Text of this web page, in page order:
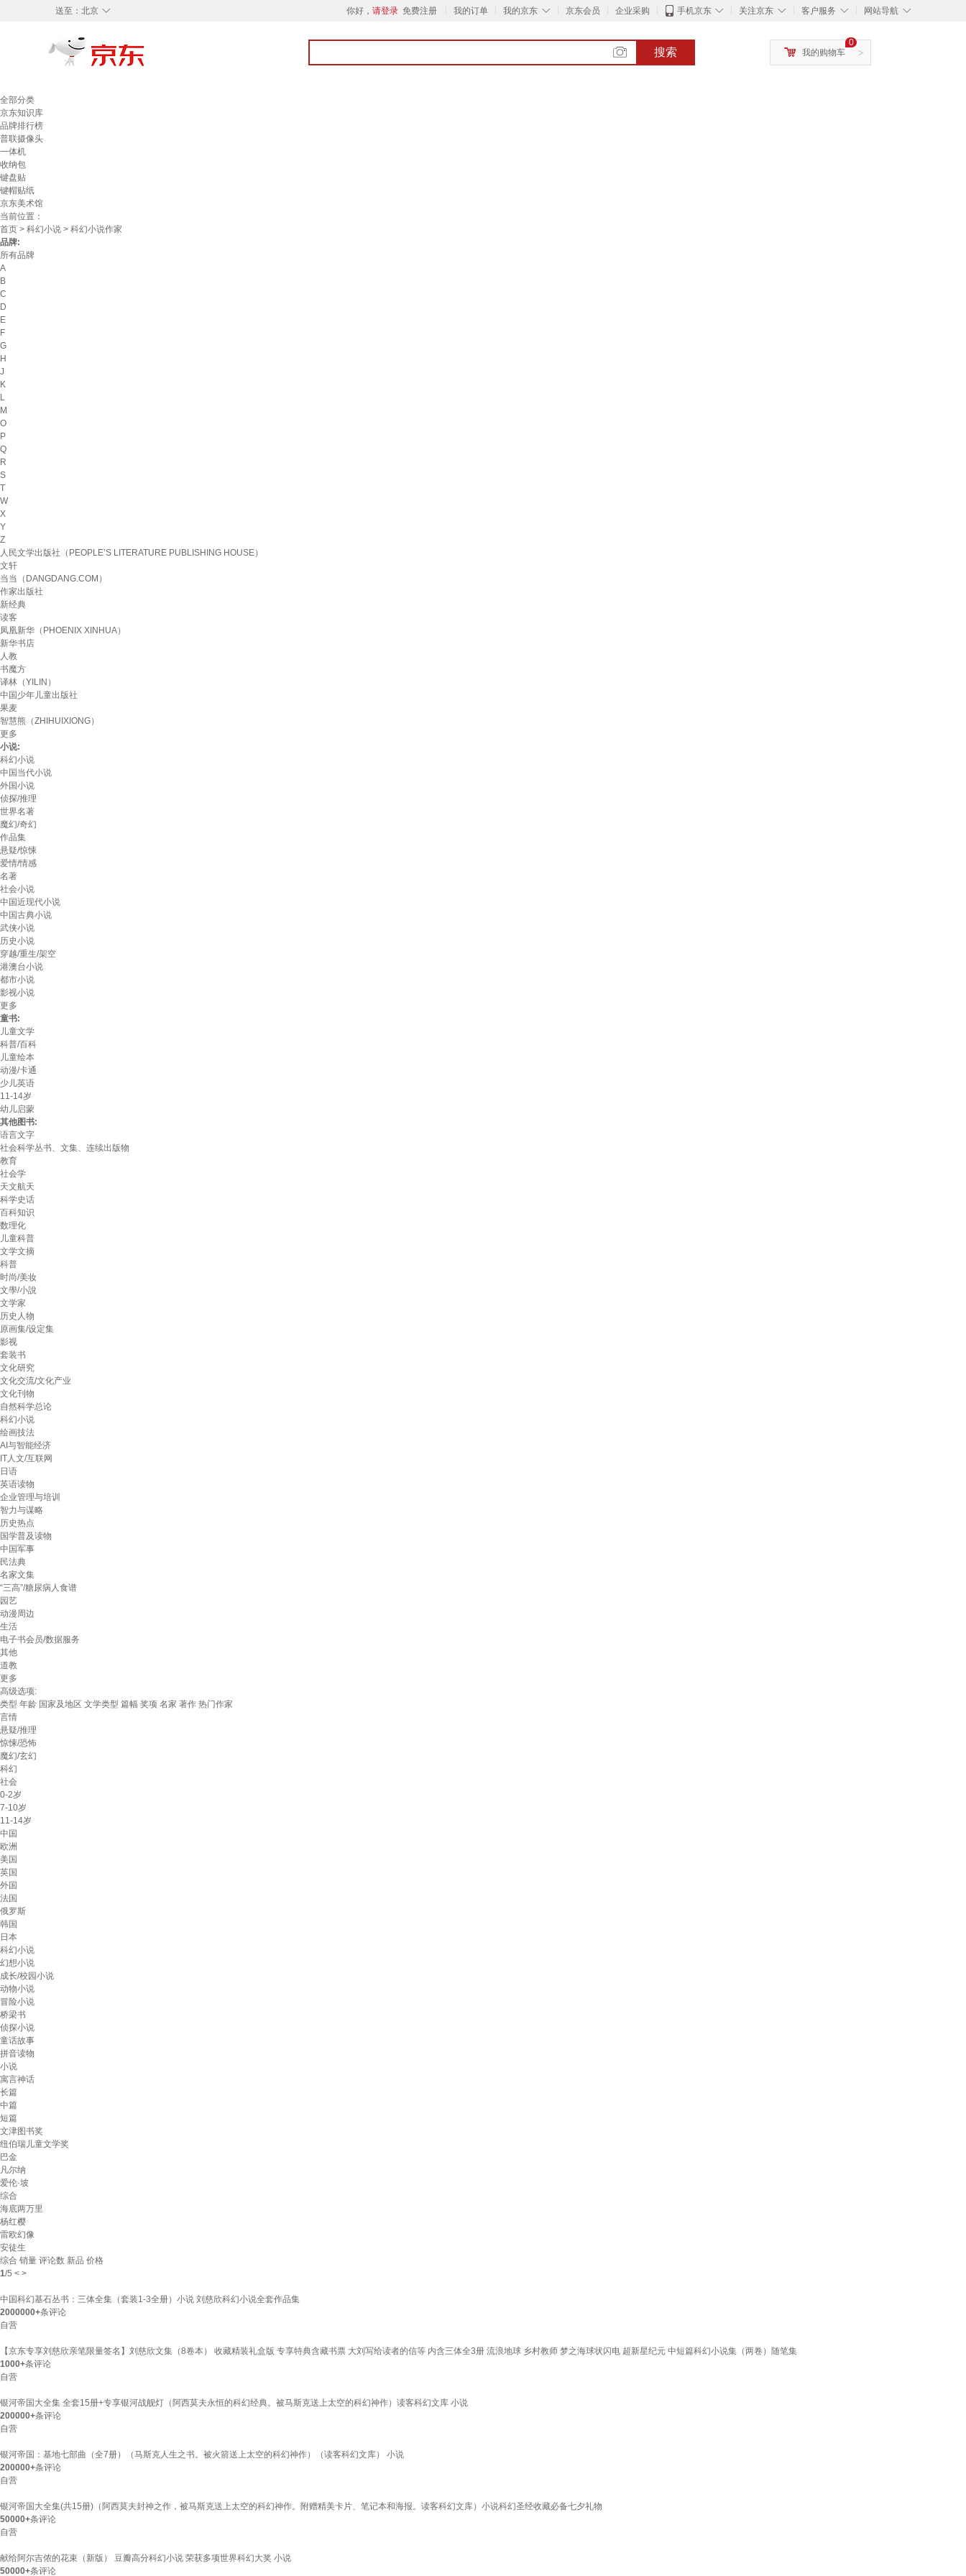
◇
送至： 北京 你好， 请登录 免费注册 我的订单 ◇
我的京东 京东会员 企业采购 ◇
手机京东 ◇
关注京东 ◇
客户服务 ◇
网站导航
搜索 >
0
我的购物车
全部分类
京东知识库
品牌排行榜
普联摄像头
一体机
收纳包
键盘贴
键帽贴纸
京东美术馆
当前位置：
首页 > 科幻小说 > 科幻小说作家
品牌:
所有品牌
A
B
C
D
E
F
G
H
J
K
L
M
O
P
Q
R
S
T
W
X
Y
Z
人民文学出版社（PEOPLE’S LITERATURE PUBLISHING HOUSE）
文轩
当当（DANGDANG.COM）
作家出版社
新经典
读客
凤凰新华（PHOENIX XINHUA）
新华书店
人教
书魔方
译林（YILIN）
中国少年儿童出版社
果麦
智慧熊（ZHIHUIXIONG）
更多
小说:
科幻小说
中国当代小说
外国小说
侦探/推理
世界名著
魔幻/奇幻
作品集
悬疑/惊悚
爱情/情感
名著
社会小说
中国近现代小说
中国古典小说
武侠小说
历史小说
穿越/重生/架空
港澳台小说
都市小说
影视小说
更多
童书:
儿童文学
科普/百科
儿童绘本
动漫/卡通
少儿英语
11-14岁
幼儿启蒙
其他图书:
语言文字
社会科学丛书、文集、连续出版物
教育
社会学
天文航天
科学史话
百科知识
数理化
儿童科普
文学文摘
科普
时尚/美妆
文學/小說
文学家
历史人物
原画集/设定集
影视
套装书
文化研究
文化交流/文化产业
文化刊物
自然科学总论
科幻小说
绘画技法
AI与智能经济
IT人文/互联网
日语
英语读物
企业管理与培训
智力与谋略
历史热点
国学普及读物
中国军事
民法典
名家文集
“三高”/糖尿病人食谱
园艺
动漫周边
生活
电子书会员/数据服务
其他
道教
更多
高级选项:
类型 年龄 国家及地区 文学类型 篇幅 奖项 名家 著作 热门作家
言情
悬疑/推理
惊悚/恐怖
魔幻/玄幻
科幻
社会
0-2岁
7-10岁
11-14岁
中国
欧洲
美国
英国
外国
法国
俄罗斯
韩国
日本
科幻小说
幻想小说
成长/校园小说
动物小说
冒险小说
桥梁书
侦探小说
童话故事
拼音读物
小说
寓言神话
长篇
中篇
短篇
文津图书奖
纽伯瑞儿童文学奖
巴金
凡尔纳
爱伦·坡
综合
海底两万里
杨红樱
雷欧幻像
安徒生
综合 销量 评论数 新品 价格
1/5 < >
中国科幻基石丛书：三体全集（套装1-3全册）小说 刘慈欣科幻小说全套作品集
2000000+条评论
自营
【京东专享刘慈欣亲笔限量签名】刘慈欣文集（8卷本） 收藏精装礼盒版 专享特典含藏书票 大刘写给读者的信等 内含三体全3册 流浪地球 乡村教师 梦之海球状闪电 超新星纪元 中短篇科幻小说集（两卷）随笔集
1000+条评论
自营
银河帝国大全集 全套15册+专享银河战舰灯（阿西莫夫永恒的科幻经典。被马斯克送上太空的科幻神作）读客科幻文库 小说
200000+条评论
自营
银河帝国：基地七部曲（全7册）（马斯克人生之书。被火箭送上太空的科幻神作）（读客科幻文库） 小说
200000+条评论
自营
银河帝国大全集(共15册)（阿西莫夫封神之作，被马斯克送上太空的科幻神作。附赠精美卡片、笔记本和海报。读客科幻文库）小说科幻圣经收藏必备七夕礼物
50000+条评论
自营
献给阿尔吉侬的花束（新版） 豆瓣高分科幻小说 荣获多项世界科幻大奖 小说
50000+条评论